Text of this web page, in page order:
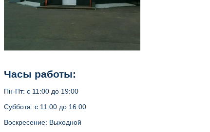
Часы работы:
Пн-Пт: с 11:00 до 19:00
Суббота: с 11:00 до 16:00
Воскресение: Выходной